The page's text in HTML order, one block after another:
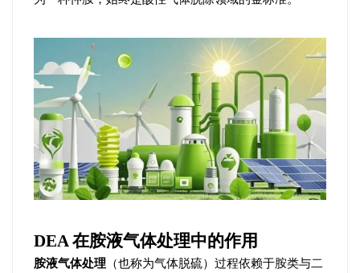
DEA 在胺液气体处理中的作用
胺液气体处理 （也称为气体脱硫）过程依赖于胺类与二